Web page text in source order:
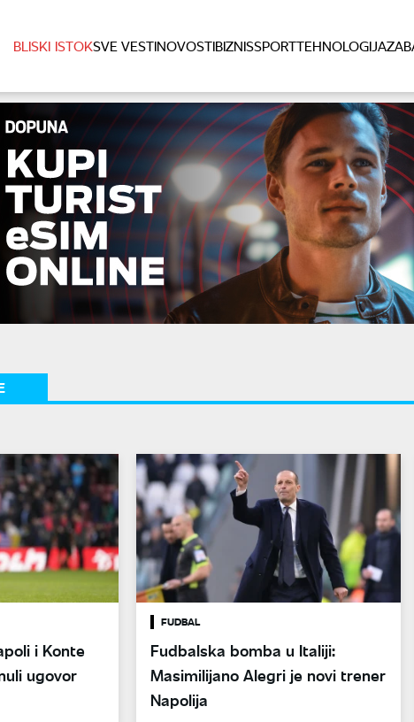
BLISKI ISTOKSVE VESTINOVOSTIBIZNISSPORTTEHNOLOGIJA
i Konte
ugovor
FUDBAL
Fudbalska bomba u Italiji:
Masimilijano Alegri je novi trener
Napolija